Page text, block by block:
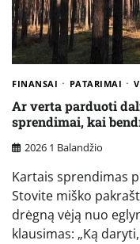
FINANSAI PATARIMAI
Ar verta parduoti
sprendimai, kai
2026 1 Balandžio
Kartais sprendimas
Stovite miško
drėgną vėją nuo
klausimas: „Ką